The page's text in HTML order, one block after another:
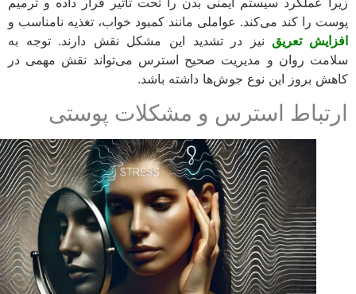
را کند می‌کند. عواملی مانند کمبود خواب، تغذیه نامناسب و
تعریقنیز در تشدید این مشکل نقش دارند. توجه به
روان و مدیریت صحیح استرس می‌تواند نقش مهمی در
بروز این نوع جوش‌ها داشته باشد.
استرس و مشکلات پوستی